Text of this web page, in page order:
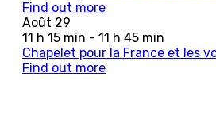
Find out more
Août 29
11 h 15 min - 11 h 45 min
Chapelet pour la France et les
Find out more